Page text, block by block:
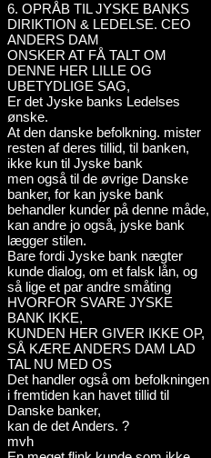
6. OPRÅB TIL JYSKE BANKS
DIRIKTION & LEDELSE. CEO
ANDERS DAM
ONSKER AT FÅ TALT OM
DENNE HER LILLE OG
UBETYDLIGE SAG,
Er det Jyske banks Ledelses
ønske.
At den danske befolkning. mister
resten af deres tillid, til banken,
ikke kun til Jyske bank
men også til de øvrige Danske
banker, for kan jyske bank
behandler kunder på denne måde,
kan andre jo også, jyske bank
lægger stilen.
Bare fordi Jyske bank nægter
kunde dialog, om et falsk lån, og
så lige et par andre småting
HVORFOR SVARE JYSKE
BANK IKKE,
KUNDEN HER GIVER IKKE OP,
SÅ KÆRE ANDERS DAM LAD
TAL NU MED OS
Det handler også om befolkningen
i fremtiden kan havet tillid til
Danske banker,
kan de det Anders. ?
mvh